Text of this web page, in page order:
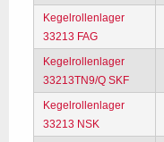
Kegelrollenlager
33213 FAG
Kegelrollenlager
33213TN9/Q SKF
Kegelrollenlager
33213 NSK